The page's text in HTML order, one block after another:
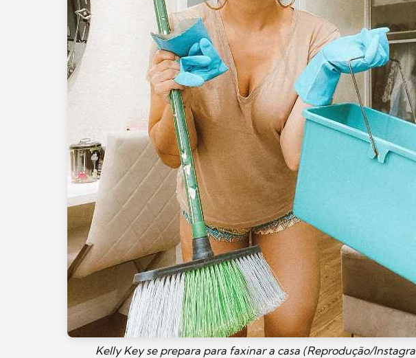
Kelly Key se prepara para faxinar a casa (Reprodução/